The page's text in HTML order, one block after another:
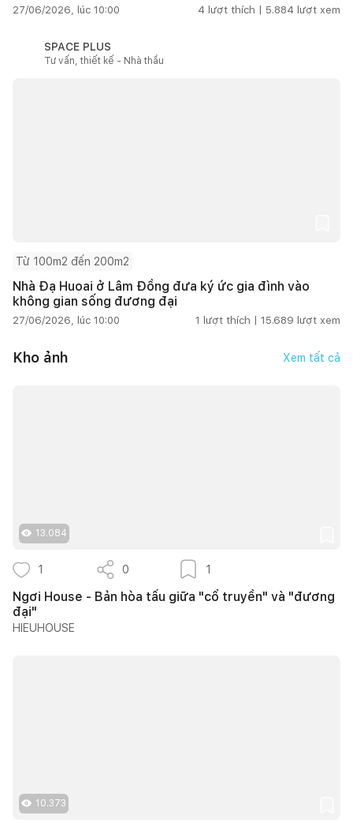
27/06/2026, lúc 10:00 4 lượt thích | 5.884 lượt xem
SPACE PLUS
Tư vấn, thiết kế - Nhà thầu
Từ 100m2 đến 200m2
Nhà Đạ Huoai ở Lâm Đồng đưa ký ức gia đình vào
không gian sống đương đại
27/06/2026, lúc 10:00 1 lượt thích | 15.689 lượt xem
Kho ảnh Xem tất cả
13.084
1 0 1
Ngơi House - Bản hòa tấu giữa "cổ truyền" và "đương
đại"
HIEUHOUSE
10.373